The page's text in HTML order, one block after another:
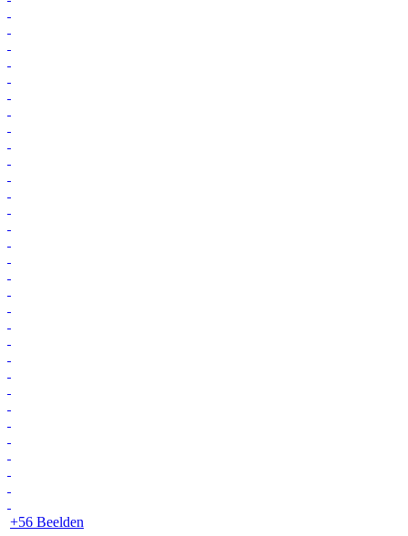
+56 Beelden